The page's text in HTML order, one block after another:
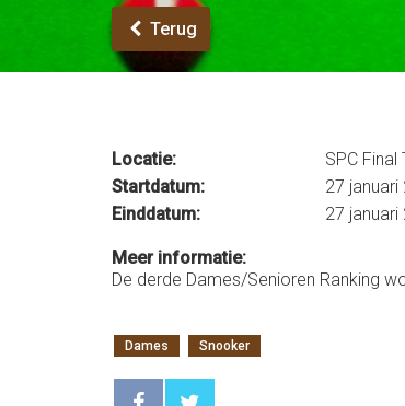
Terug
Locatie:
SPC
Startdatum:
27 januari
Einddatum:
27 januari
Meer informatie:
De derde Dames/Senioren Ranking
Dames Snooker